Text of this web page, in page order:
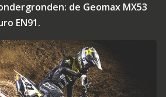
de Geomax MX53
EN91.